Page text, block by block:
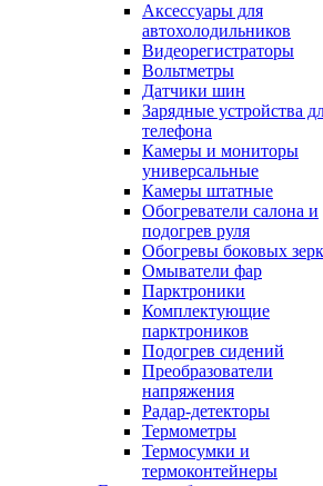
Аксессуары для
автохолодильников
Видеорегистраторы
Вольтметры
Датчики шин
Зарядные устройства
телефона
Камеры и мониторы
универсальные
Камеры штатные
Обогреватели салона и
подогрев руля
Обогревы боковых
Омыватели фар
Парктроники
Комплектующие
парктроников
Подогрев сидений
Преобразователи
напряжения
Радар-детекторы
Термометры
Термосумки и
термоконтейнеры